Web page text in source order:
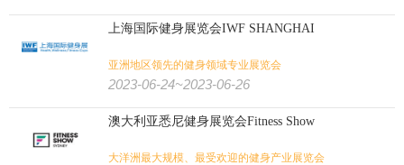
上海国际健身展览会IWF SHANGHAI
亚洲地区领先的健身领域专业展览会
2023-06-24~2023-06-26
澳大利亚悉尼健身展览会Fitness Show
大洋洲最大规模、最受欢迎的健身产业展览会